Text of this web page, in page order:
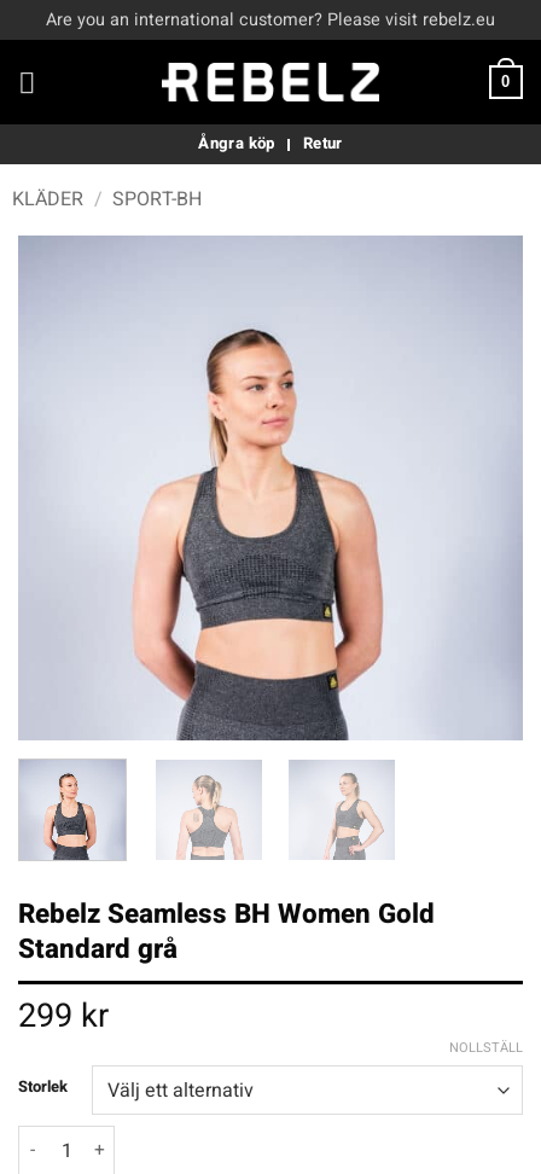
to
content
Are you an international customer? Please visit rebelz.eu
0
Ångra köp Retur
KLÄDER / SPORT-BH
Rebelz Seamless BH Women Gold
Standard grå
299 kr
Storlek
NOLLSTÄLL
Rebelz Seamless BH Women Gold Standard grå mängd